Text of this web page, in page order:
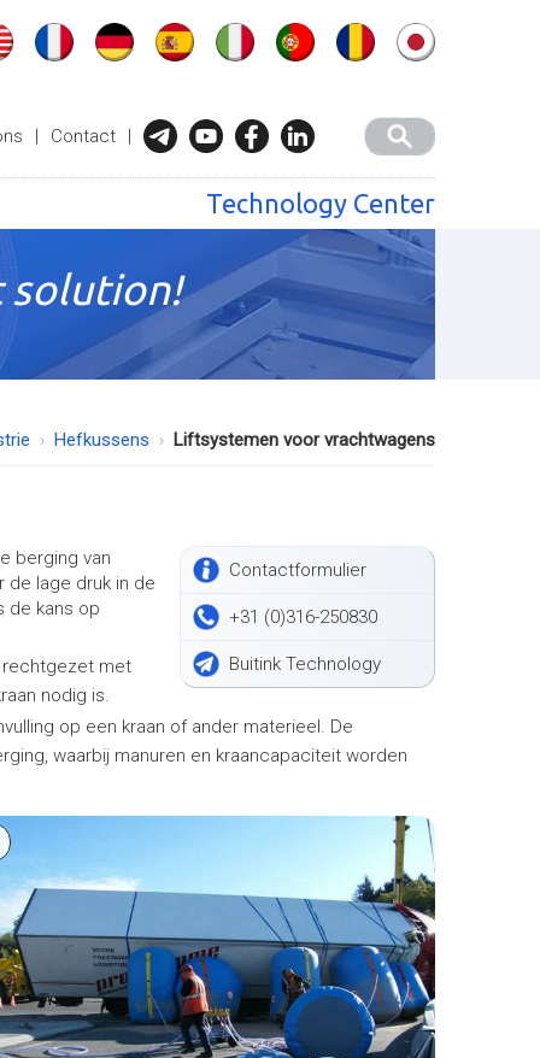
| Contact |
Technology Center
solution!
Hefkussens Liftsystemen voor vrachtwagens
Contactformulier
+31 (0)316-250830
Buitink Technology
berging van
de lage druk in de
de kans op
nodig is.
waarbij manuren en kraancapaciteit worden